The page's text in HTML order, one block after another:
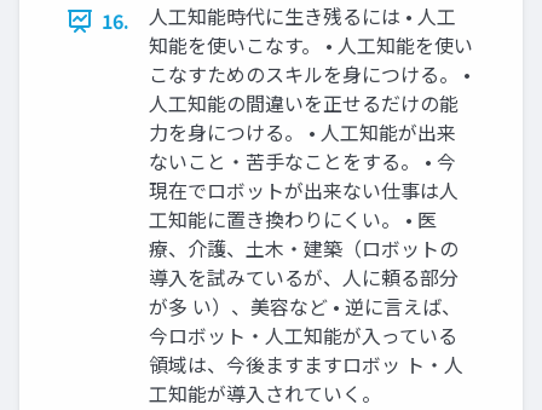
16.
人工知能時代に生き残るには • 人工
知能を使いこなす。 • 人工知能を使い
こなすためのスキルを身につける。 •
人工知能の間違いを正せるだけの能
力を身につける。 • 人工知能が出来
ないこと・苦手なことをする。 • 今
現在でロボットが出来ない仕事は人
工知能に置き換わりにくい。 • 医
療、介護、土木・建築（ロボットの
導入を試みているが、人に頼る部分
が多 い）、美容など • 逆に言えば、
今ロボット・人工知能が入っている
領域は、今後ますますロボッ ト・人
工知能が導入されていく。